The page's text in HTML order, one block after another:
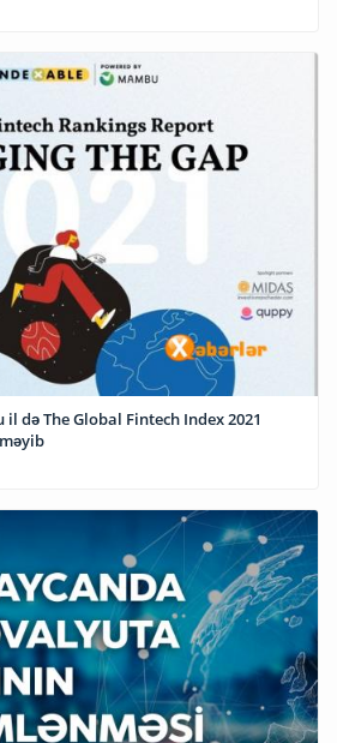
də The Global Fintech Index 2021